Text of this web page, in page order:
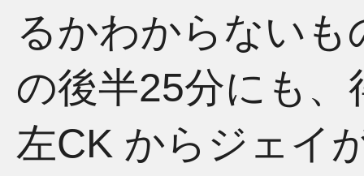
るかわからない
の後半25分にも
左CK からジェイ